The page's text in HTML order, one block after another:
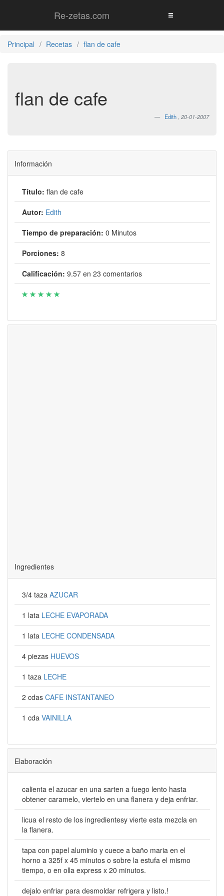
Re-zetas.com
Principal Recetas flan de cafe
flan de cafe
Edith 20-01-2007
Información
Título: flan de cafe
Autor: Edith
Tiempo de preparación: 0 Minutos
Porciones: 8
Calificación: 9.57 en 23 comentarios
Ingredientes
3/4 taza AZUCAR
1 lata LECHE EVAPORADA
1 lata LECHE CONDENSADA
4 piezas HUEVOS
1 taza LECHE
2 cdas CAFE INSTANTANEO
1 cda VAINILLA
Elaboración
calienta el azucar en una sarten a fuego lento hasta
obtener caramelo, viertelo en una flanera y deja enfriar.
licua el resto de los ingredientesy vierte esta mezcla en
la flanera.
tapa con papel aluminio y cuece a baño maria en el
horno a 325f x 45 minutos o sobre la estufa el mismo
tiempo, o en olla express x 20 minutos.
dejalo enfriar para desmoldar refrigera y listo.!